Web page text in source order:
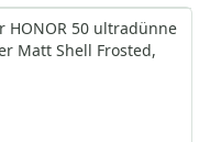
HONOR 50 ultradünne
Matt Shell Frosted,